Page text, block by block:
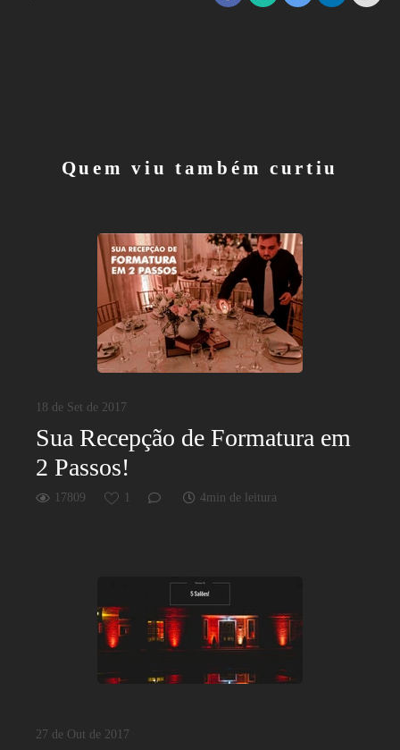
Quem viu também curtiu
18 de Set de 2017
Sua Recepção de Formatura em
2 Passos!
17809 4min de leitura
27 de Out de 2017